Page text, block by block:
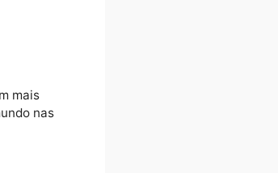
faz a sorte
amplia seu
Aventura!